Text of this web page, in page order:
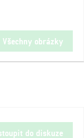
Všechny obrázky
do diskuze